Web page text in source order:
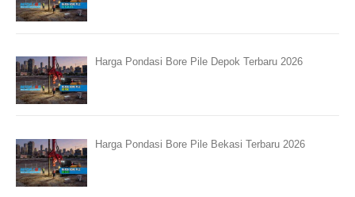
Harga Pondasi Bore Pile Depok Terbaru 2026
Harga Pondasi Bore Pile Bekasi Terbaru 2026